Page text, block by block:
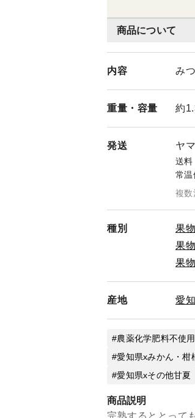
商品について
内容 み
重量・ 容量 約
発送 ヤ
送料
常温
複数
種別 果物
果物
果物
産地 愛
農薬化学肥料不使用
愛知県xみかん・柑
愛知県xその他甘夏
商品説明
完熟するととって